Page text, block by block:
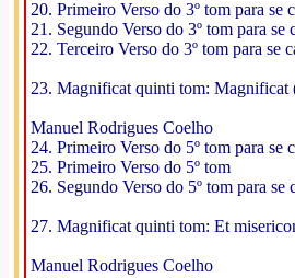
20. Primeiro Verso do 3º tom para se
21. Segundo Verso do 3º tom para se
22. Terceiro Verso do 3º tom para se
23. Magnificat quinti tom: Magnificat
Manuel Rodrigues Coelho
24. Primeiro Verso do 5º tom para se
25. Primeiro Verso do 5º tom
26. Segundo Verso do 5º tom para se
27. Magnificat quinti tom: Et
Manuel Rodrigues Coelho